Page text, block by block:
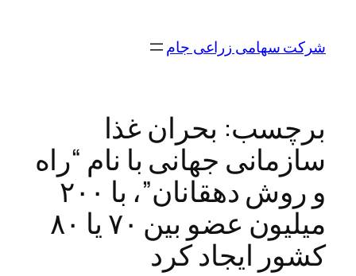
محتواشرکت سهامی زراعی جام
برچسب: بحران غذا
سازمانی جهانی با نام “راه
و روش دهقانان”، با ۲۰۰
میلیون عضو بین ۷۰ یا ۸۰
کشور ایجاد کرد